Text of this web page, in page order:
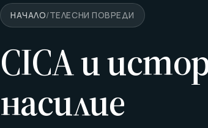
НАЧАЛО/ТЕЛЕСНИ ПОВРЕДИ
CICA и
насилие